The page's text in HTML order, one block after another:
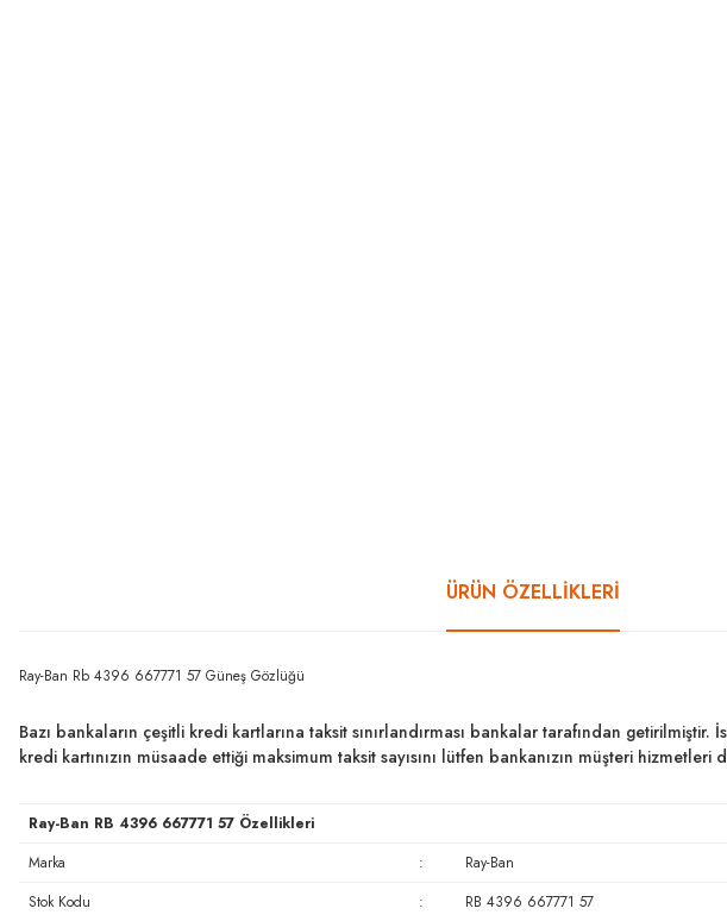
ÜRÜN ÖZELLİKLERİ
Ray-Ban Rb 4396 667771 57 Güneş Gözlüğü
Bazı bankaların çeşitli kredi kartlarına taksit sınırlandırması bankalar tarafından
kredi kartınızın müsaade ettiği maksimum taksit sayısını lütfen bankanızın müşteri
Ray-Ban RB 4396 667771 57 Özellikleri
Marka
:
Ray-Ban
Stok Kodu
: RB 4396 667771 57